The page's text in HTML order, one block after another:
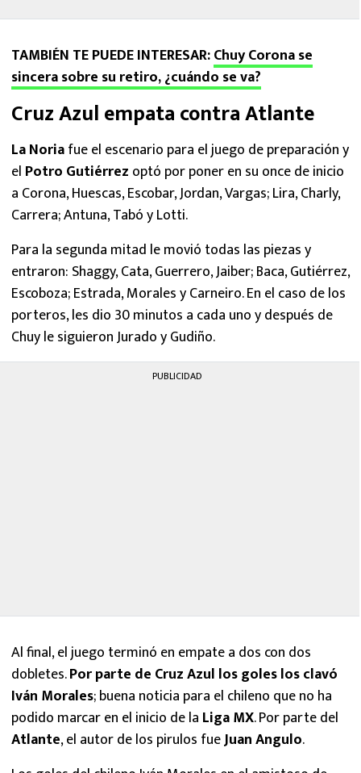
TAMBIÉN TE PUEDE INTERESAR:Chuy Corona se
sincera sobre su retiro, ¿cuándo se va?
Cruz Azul empata contra Atlante
La Noriafue el escenario para el juego de preparación y
el Potro Gutiérrez optó por poner en su once de inicio
a Corona, Huescas, Escobar, Jordan, Vargas; Lira, Charly,
Carrera; Antuna, Tabó y Lotti.
Para la segunda mitad le movió todas las piezas y
entraron: Shaggy, Cata, Guerrero, Jaiber; Baca, Gutiérrez,
Escoboza; Estrada, Morales y Carneiro. En el caso de los
porteros, les dio 30 minutos a cada uno y después de
Chuy le siguieron Jurado y Gudiño.
PUBLICIDAD
Al final, el juego terminó en empate a dos con dos
dobletes.Por parte de Cruz Azul los goles los clavó
Iván Morales; buena noticia para el chileno que no ha
podido marcar en el inicio de la Liga MX. Por parte del
Atlante, el autor de los pirulos fueJuan Angulo.